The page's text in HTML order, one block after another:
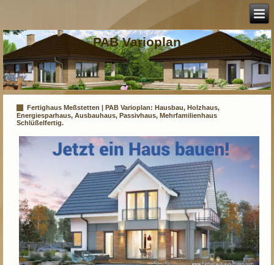
PAB Varioplan
Fertighaus Meßstetten | PAB Varioplan: Hausbau, Holzhaus,
Energiesparhaus, Ausbauhaus, Passivhaus, Mehrfamilienhaus
Schlüßelfertig.